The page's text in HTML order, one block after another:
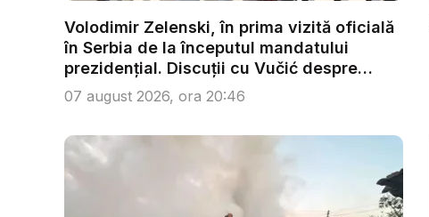
Volodimir Zelenski, în prima vizită oficială
în Serbia de la începutul mandatului
prezidențial. Discuții cu Vučić despre
ene...
07 august 2026, ora 20:46